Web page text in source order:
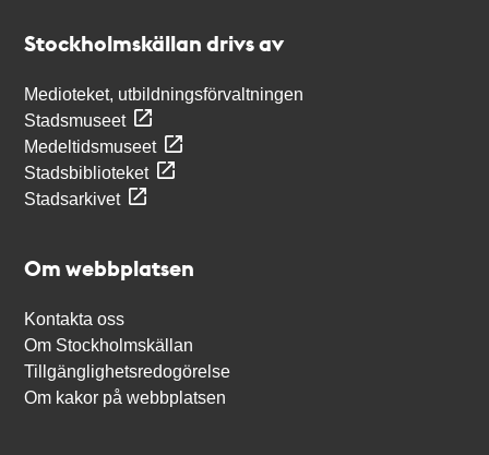
Stockholmskällan drivs av
Medioteket, utbildningsförvaltningen
Stadsmuseet
Medeltidsmuseet
Stadsbiblioteket
Stadsarkivet
Om webbplatsen
Kontakta oss
Om Stockholmskällan
Tillgänglighetsredogörelse
Om kakor på webbplatsen